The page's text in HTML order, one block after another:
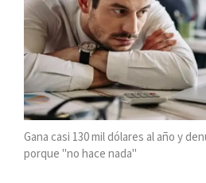
Gana casi 130 mil dólares al año y
porque "no hace nada"